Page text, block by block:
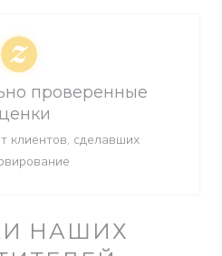
НАШИХ
проверенные
клиентов, сделавших